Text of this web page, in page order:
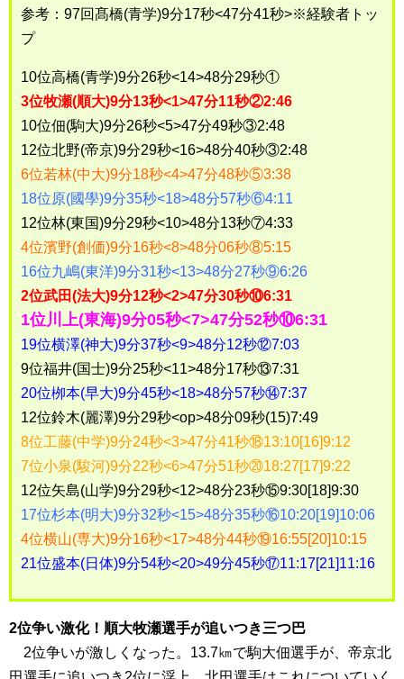
参考：97回髙橋(青学)9分17秒<47分41秒>※経験者トッ
プ
10位高橋(青学)9分26秒<14>48分29秒①
3位牧瀬(順大)9分13秒<1>47分11秒②2:46
10位佃(駒大)9分26秒<5>47分49秒③2:48
12位北野(帝京)9分29秒<16>48分40秒③2:48
6位若林(中大)9分18秒<4>47分48秒⑤3:38
18位原(國學)9分35秒<18>48分57秒⑥4:11
12位林(東国)9分29秒<10>48分13秒⑦4:33
4位濱野(創価)9分16秒<8>48分06秒⑧5:15
16位九嶋(東洋)9分31秒<13>48分27秒⑨6:26
2位武田(法大)9分12秒<2>47分30秒⑩6:31
1位川上(東海)9分05秒<7>47分52秒⑩6:31
19位横澤(神大)9分37秒<9>48分12秒⑫7:03
9位福井(国士)9分25秒<11>48分17秒⑬7:31
20位栁本(早大)9分45秒<18>48分57秒⑭7:37
12位鈴木(麗澤)9分29秒<op>48分09秒(15)7:49
8位工藤(中学)9分24秒<3>47分41秒⑱13:10[16]9:12
7位小泉(駿河)9分22秒<6>47分51秒⑳18:27[17]9:22
12位矢島(山学)9分29秒<12>48分23秒⑮9:30[18]9:30
17位杉本(明大)9分32秒<15>48分35秒⑯10:20[19]10:06
4位横山(専大)9分16秒<17>48分44秒⑲16:55[20]10:15
21位盛本(日体)9分54秒<20>49分45秒⑰11:17[21]11:16
2位争い激化！順大牧瀬選手が追いつき三つ巴
2位争いが激しくなった。13.7㎞で駒大佃選手が、帝京北